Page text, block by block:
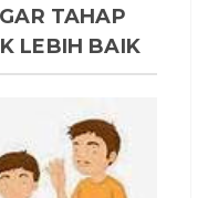
TAHAP
LEBIH BAIK